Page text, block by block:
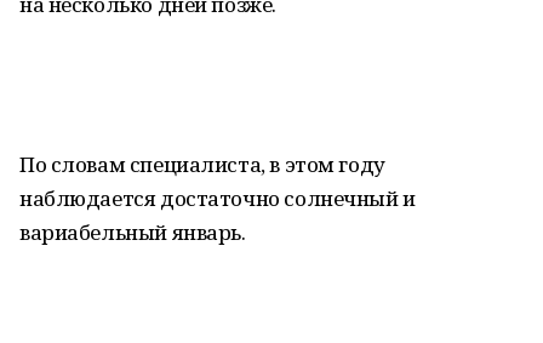
По словам специалиста, в этом году
наблюдается достаточно солнечный и
вариабельный январь.